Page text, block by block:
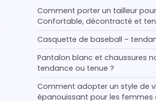
Comment porter un tailleur
Confortable, décontracté et
Casquette de baseball –
Pantalon blanc et chaussures
tendance ou tenue ?
Comment adopter un style de
épanouissant pour les femmes